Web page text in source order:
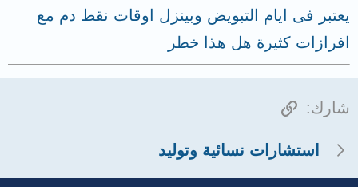
يعتبر فى ايام التبويض وبينزل اوقات نقط دم مع
افرازات كثيرة هل هذا خطر
شارك: الرابط
استشارات نسائية وتوليد